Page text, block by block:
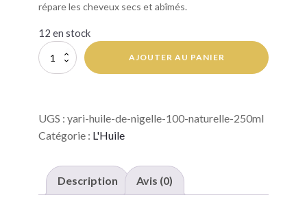
répare les cheveux secs et abîmés.
12 en stock
quantité
de
NIGELLE
100%
NATURELLE
AJOUTER AU PANIER
UGS : yari-huile-de-nigelle-100-naturelle-250ml
Catégorie : L'Huile
Description Avis (0)